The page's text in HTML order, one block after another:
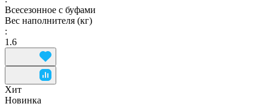
Всесезонное с буфами
Вес наполнителя (кг)
:
1.6
Хит
Новинка